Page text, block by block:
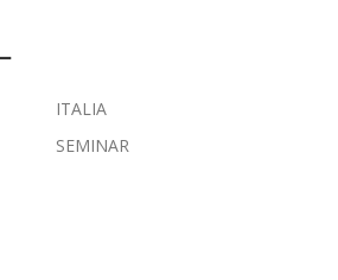
ITALIA
SEMINAR